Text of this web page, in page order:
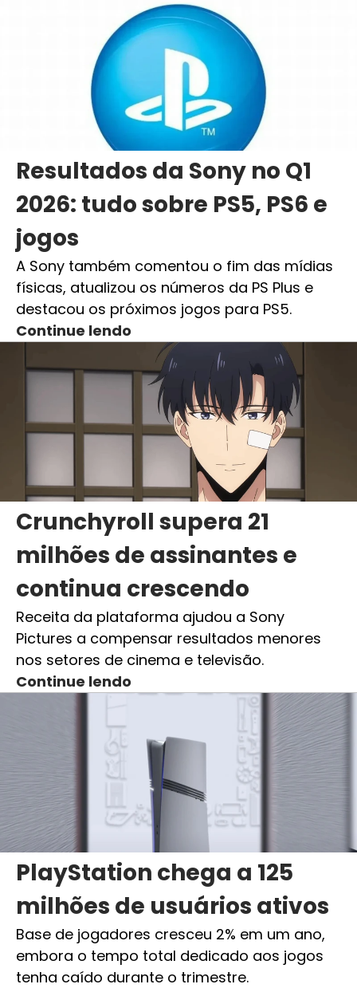
Resultados da Sony no Q1
2026: tudo sobre PS5, PS6 e
jogos
A Sony também comentou o fim das mídias
físicas, atualizou os números da PS Plus e
destacou os próximos jogos para PS5.
Continue lendo
Crunchyroll supera 21
milhões de assinantes e
continua crescendo
Receita da plataforma ajudou a Sony
Pictures a compensar resultados menores
nos setores de cinema e televisão.
Continue lendo
PlayStation chega a 125
milhões de usuários ativos
Base de jogadores cresceu 2% em um ano,
embora o tempo total dedicado aos jogos
tenha caído durante o trimestre.